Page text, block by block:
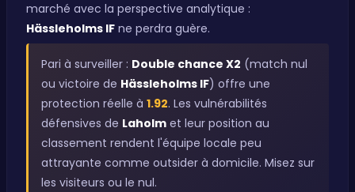
marché avec la perspective analytique :
Hässleholms IF ne perdra guère.
Pari à surveiller : Double chance X2 (match nul
ou victoire de Hässleholms IF) offre une
protection réelle à 1.92. Les vulnérabilités
défensives de Laholm et leur position au
classement rendent l'équipe locale peu
attrayante comme outsider à domicile. Misez sur
les visiteurs ou le nul.